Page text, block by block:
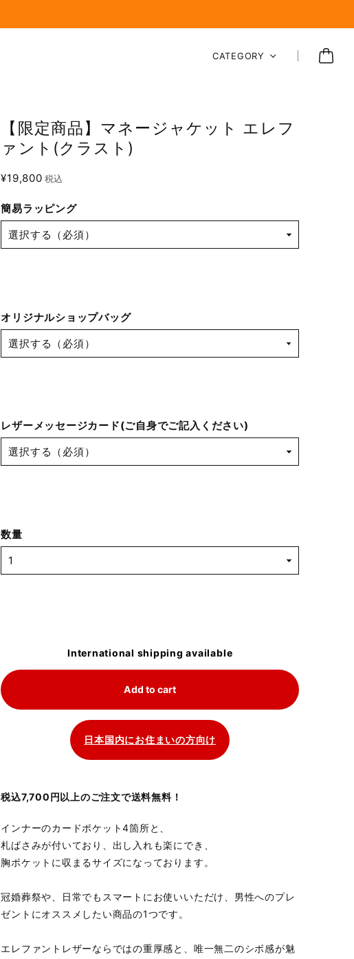
CATEGORY
【限定商品】マネージャケット エレフ
ァント(クラスト)
¥19,800 税込
簡易ラッピング
オリジナルショップバッグ
レザーメッセージカード(ご自身でご記入ください)
数量
International shipping available
Add to cart
日本国内にお住まいの方向け
税込7,700円以上のご注文で送料無料！
インナーのカードポケット4箇所と、
札ばさみが付いており、出し入れも楽にでき、
胸ポケットに収まるサイズになっております。
冠婚葬祭や、日常でもスマートにお使いいただけ、男性へのプレ
ゼントにオススメしたい商品の1つです。
エレファントレザーならではの重厚感と、唯一無二のシボ感が魅